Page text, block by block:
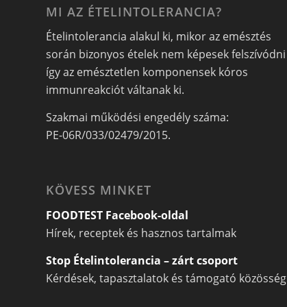
MI AZ ÉTELINTOLERANCIA?
Ételintolerancia alakul ki, mikor az emésztés
során bizonyos ételek nem képesek felszívódni
így az emésztetlen komponensek kóros
immunreakciót váltanak ki.
Szakmai működési engedély száma:
PE-06R/033/02479/2015.
KÖVESS MINKET
FOODTEST Facebook-oldal
Hírek, receptek és hasznos tartalmak
Stop Ételintolerancia – zárt csoport
Kérdések, tapasztalatok és támogató közösség